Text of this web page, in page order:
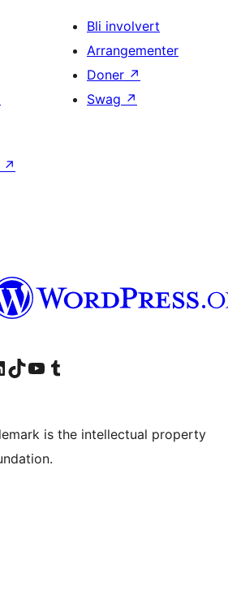
Bli involvert
Arrangementer
Doner ↗
Swag ↗
↗
konto
LinkedIn-konto
Visit our TikTok account
Visit our YouTube channel
Visit our Tumblr account
is the intellectual property